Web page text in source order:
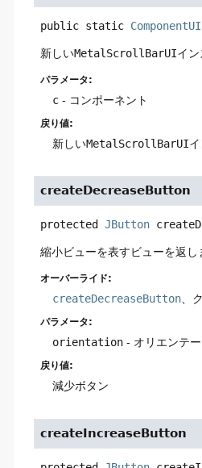
public static ComponentUI
新しいMetalScrollBarUIイン
パラメータ:
c - コンポーネント
戻り値:
新しいMetalScrollBarUI
createDecreaseButton
protected JButton
縮小ビューを表すビューを返し
オーバーライド:
createDecreaseButton、
パラメータ:
orientation - オリエンテ
戻り値:
減少ボタン
createIncreaseButton